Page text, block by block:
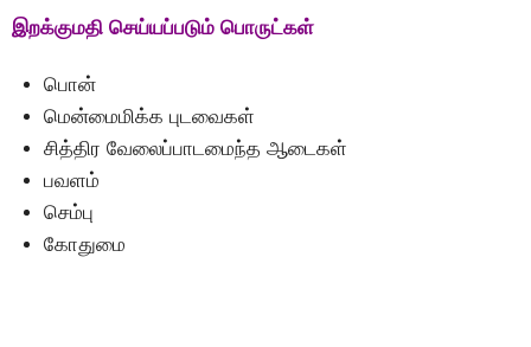
இறக்குமதி செய்யப்படும் பொருட்கள்
பொன்
மென்மைமிக்க புடவைகள்
சித்திர வேலைப்பாடமைந்த ஆடைகள்
பவளம்
செம்பு
கோதுமை